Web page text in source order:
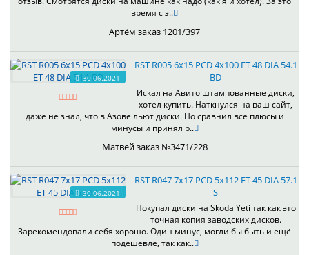
время с э..
Артём заказ 1201/397
30.06.2021
RST R005 6x15 PCD 4x100 ET 48 DIA 54.1
BD
Искал на Авито штампованные диски,
хотел купить. Наткнулся на ваш сайт,
даже не знал, что в Азове льют диски. Но сравнил все плюсы и
минусы и принял р..
Матвей заказ №3471/228
30.06.2021
RST R047 7x17 PCD 5x112 ET 45 DIA 57.1
S
Покупал диски на Skoda Yeti так как это
точная копия заводских дисков.
Зарекомендовали себя хорошо. Один минус, могли бы быть и ещё
подешевле, так как..